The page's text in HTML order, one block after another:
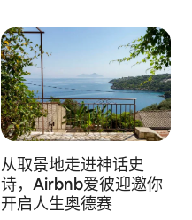
从取景地走进神话史
诗，Airbnb爱彼迎邀你
开启人生奥德赛